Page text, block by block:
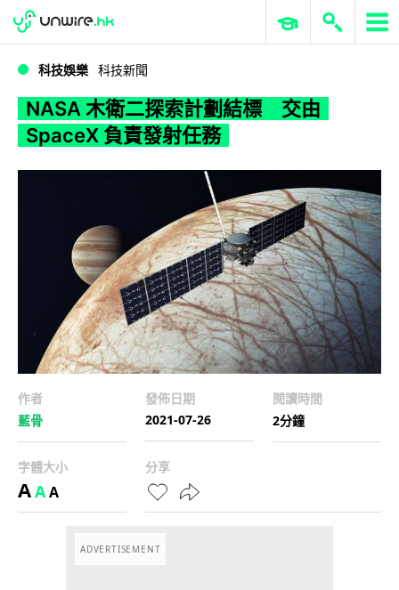
WWDC 2026 ERP 與商業 AI
科技娛樂 科技新聞
NASA 木衛二探索計劃結標 交由
SpaceX 負責發射任務
作者
藍骨
發佈日期
2021-07-26
閱讀時間
2分鐘
字體大小
AAA
分享
ADVERTISEMENT